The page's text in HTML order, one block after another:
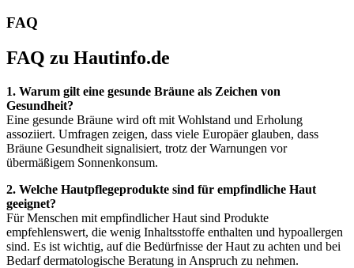
FAQ
FAQ zu Hautinfo.de
1. Warum gilt eine gesunde Bräune als Zeichen von
Gesundheit?
Eine gesunde Bräune wird oft mit Wohlstand und Erholung
assoziiert. Umfragen zeigen, dass viele Europäer glauben, dass
Bräune Gesundheit signalisiert, trotz der Warnungen vor
übermäßigem Sonnenkonsum.
2. Welche Hautpflegeprodukte sind für empfindliche Haut
geeignet?
Für Menschen mit empfindlicher Haut sind Produkte
empfehlenswert, die wenig Inhaltsstoffe enthalten und hypoallergen
sind. Es ist wichtig, auf die Bedürfnisse der Haut zu achten und bei
Bedarf dermatologische Beratung in Anspruch zu nehmen.